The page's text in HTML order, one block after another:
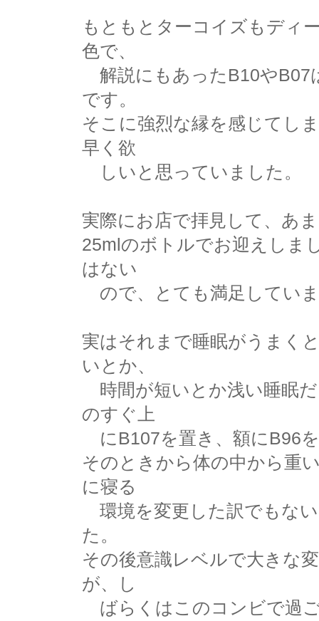
もともとターコイズもディ
色で、
解説にもあったB10やB07
です。
そこに強烈な縁を感じてし
早く欲
しいと思っていました。
実際にお店で拝見して、あ
25mlのボトルでお迎えしま
はない
ので、とても満足してい
実はそれまで睡眠がうまく
いとか、
時間が短いとか浅い睡眠
のすぐ上
にB107を置き、額にB96
そのときから体の中から重
に寝る
環境を変更した訳でもな
た。
その後意識レベルで大きな
が、し
ばらくはこのコンビで過